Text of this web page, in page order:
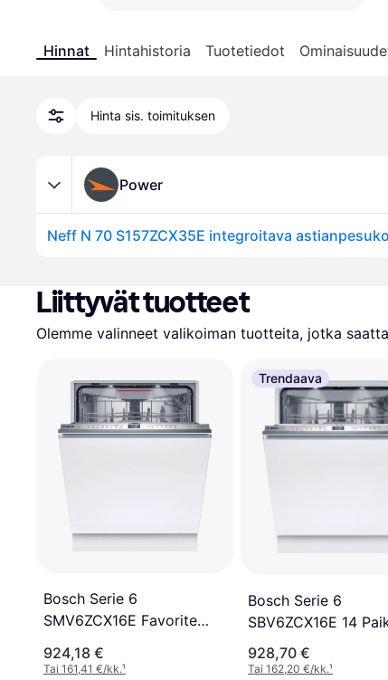
Hinnat Hintahistoria Tuotetiedot
Hinta sis. toimituksen
Power
Neff N 70 S157ZCX35E integroitava
Liittyvät tuotteet
Olemme valinneet valikoiman tuotteita, jotka
Bosch Serie 6
SMV6ZCX16E Favorite
924,18 €
Tai 161,41 €/kk.¹
Trendaava
Bosch Serie 6
SBV6ZCX16E 14
928,70 €
Tai 162,20 €/kk.¹